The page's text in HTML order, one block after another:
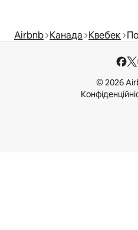
Airbnb Канада Квебек
© 2026